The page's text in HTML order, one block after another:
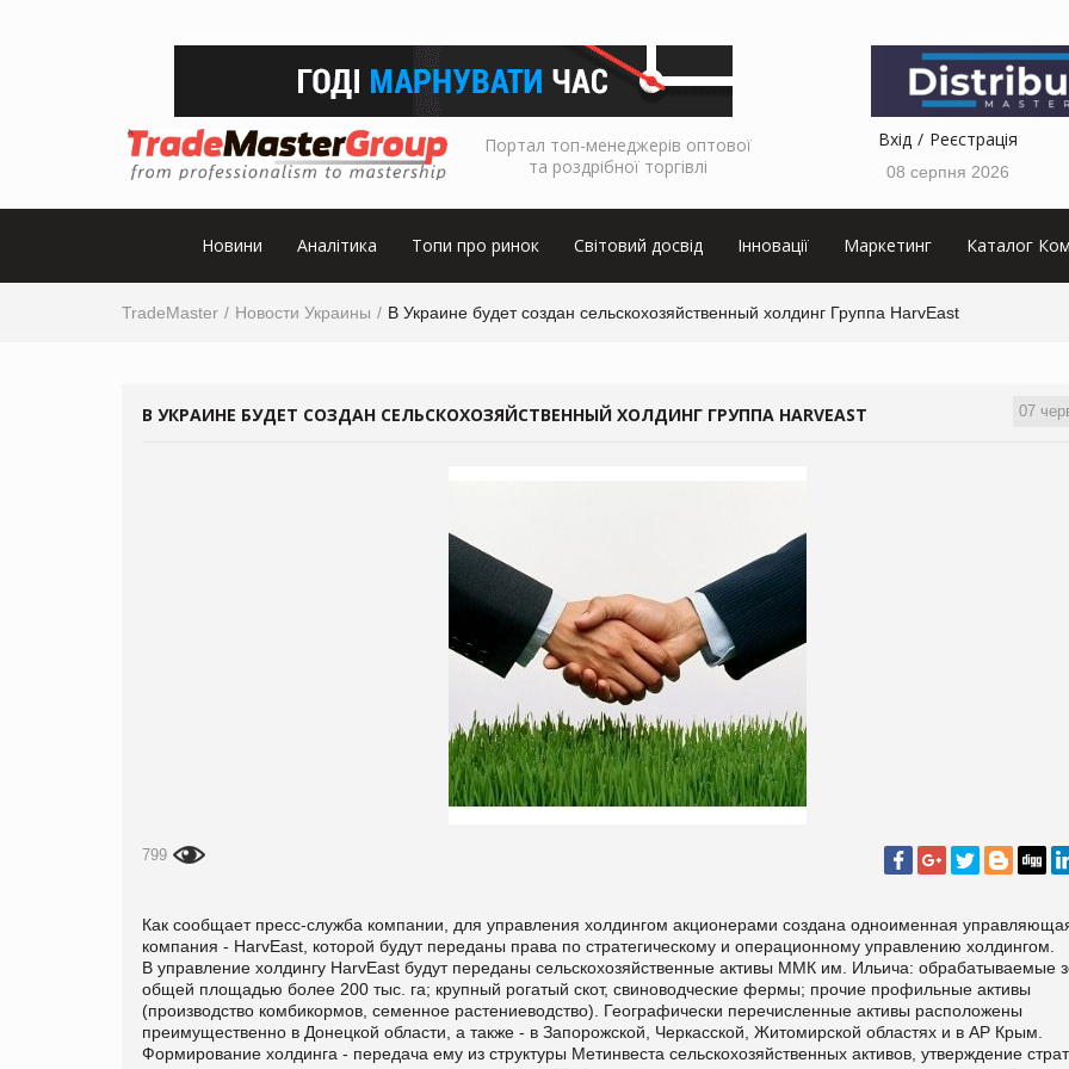
Портал топ-менеджерів оптової
та роздрібної торгівлі
Вхід Реєстрація
08 серпня 2026
Новини Аналітика Топи про ринок Світовий досвід Інновації Маркетинг Каталог
TradeMaster Новости Украины В Украине будет создан сельскохозяйственный холдинг Группа HarvEast
07
В УКРАИНЕ БУДЕТ СОЗДАН СЕЛЬСКОХОЗЯЙСТВЕННЫЙ ХОЛДИНГ ГРУППА HARVEAST
799
Как сообщает пресс-служба компании, для управления холдингом акционерами создана одноименная
компания - HarvEast, которой будут переданы права по стратегическому и операционному управлению холдингом.
В управление холдингу HarvEast будут переданы сельскохозяйственные активы ММК им. Ильича: обрабатываемые
общей площадью более 200 тыс. га; крупный рогатый скот, свиноводческие фермы; прочие профильные активы
(производство комбикормов, семенное растениеводство). Географически перечисленные активы расположены
преимущественно в Донецкой области, а также - в Запорожской, Черкасской, Житомирской областях и в АР Крым.
Формирование холдинга - передача ему из структуры Метинвеста сельскохозяйственных активов, утверждение